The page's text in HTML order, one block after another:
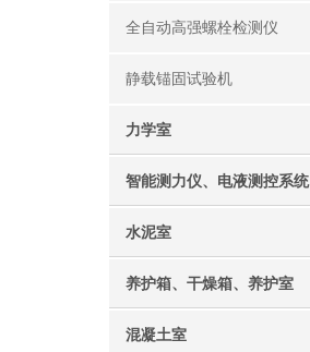
全自动高强螺栓检测仪
静载锚固试验机
力学室
智能测力仪、电液测控系统
水泥室
养护箱、干燥箱、养护室
混凝土室